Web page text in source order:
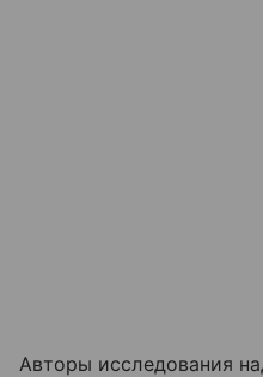
Авторы исследования